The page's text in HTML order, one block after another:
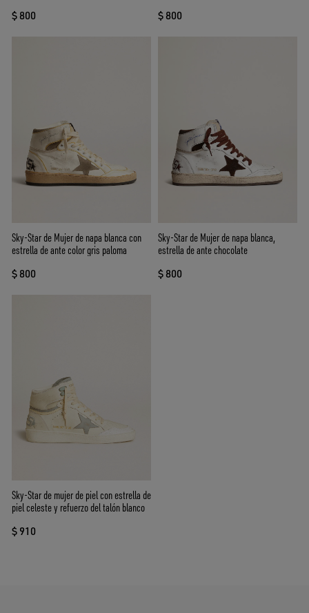
$ 800 $ 800
Sky-Star de Mujer de napa blanca con
estrella de ante color gris paloma
$ 800
Sky-Star de Mujer de napa blanca,
estrella de ante chocolate
$ 800
Sky-Star de mujer de piel con estrella de
piel celeste y refuerzo del talón blanco
$ 910